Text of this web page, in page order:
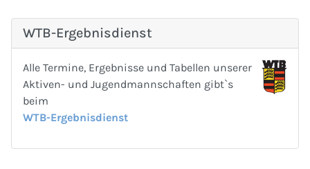
WTB-Ergebnisdienst
Alle Termine, Ergebnisse und Tabellen unserer
Aktiven- und Jugendmannschaften gibt`s
beim
WTB-Ergebnisdienst